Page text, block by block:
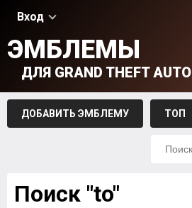
Вход
ЭМБЛЕМЫ
ДЛЯ GRAND THEFT AUTO
ДОБАВИТЬ ЭМБЛЕМУ ТОП
Поиск "to"